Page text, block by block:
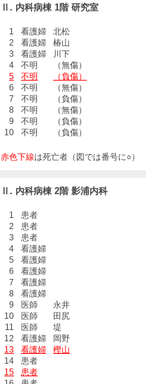
Ⅱ. 内科病棟 1階 研究室
1 看護婦
北松
2
看護婦
椿山
3
看護婦
川下
4
不明
（無傷）
5
不明
（負傷）
6
不明
（無傷）
7
不明
（負傷）
8
不明
（無傷）
9
不明
（負傷）
10
不明 （負傷）
赤色下線は死亡者（図では番号に○）
Ⅱ. 内科病棟 2階 影浦内科
1
患者
2
患者
3
患者
4
看護婦
5
看護婦
6
看護婦
7
看護婦
8
看護婦
9
医師
永井
10
医師
田尻
11
医師
堤
12
看護婦
岡野
13
看護婦
樫山
14
患者
15
患者